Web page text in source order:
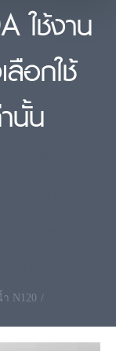
ใช้งาน
อกใช้
นั้น
N120